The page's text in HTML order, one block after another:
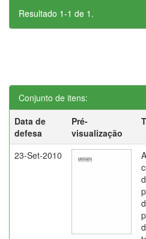
Resultado 1-1 de 1.
Conjunto de itens:
Data de
defesa
Pré-
visualização
23-Set-2010